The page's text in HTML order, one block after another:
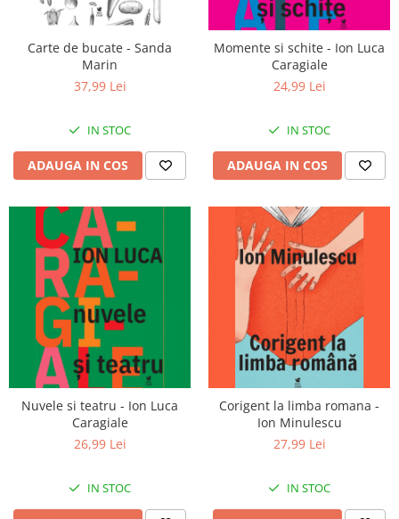
Carte de bucate - Sanda
Marin
37,99 Lei
IN STOC
ADAUGA IN COS
Momente si schite - Ion Luca
Caragiale
24,99 Lei
IN STOC
ADAUGA IN COS
Nuvele si teatru - Ion Luca
Caragiale
26,99 Lei
IN STOC
Corigent la limba romana -
Ion Minulescu
27,99 Lei
IN STOC